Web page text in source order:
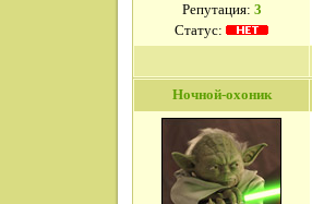
Репутация: 3
Статус:
Ночной-охоник